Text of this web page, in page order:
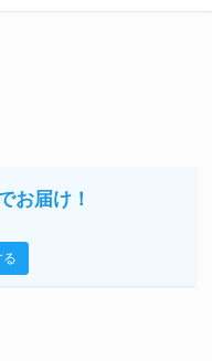
お届け！
る